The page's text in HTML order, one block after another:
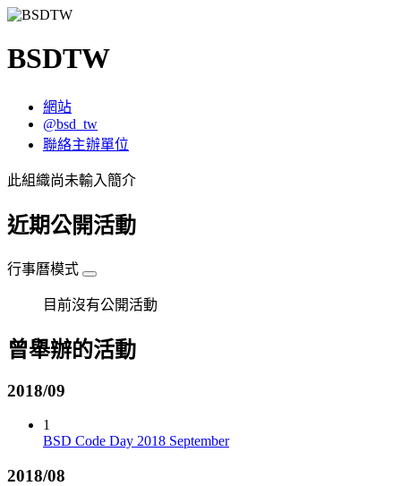
BSDTW
網站
@bsd_tw
聯絡主辦單位
此組織尚未輸入簡介
近期公開活動
行事曆模式
目前沒有公開活動
曾舉辦的活動
2018/09
1
BSD Code Day 2018 September
2018/08